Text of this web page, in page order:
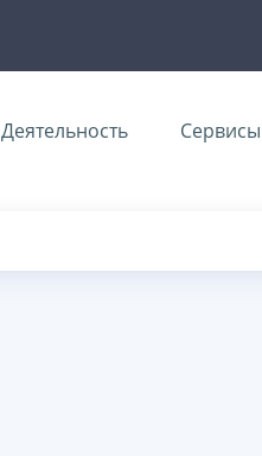
Деятельность Сервисы